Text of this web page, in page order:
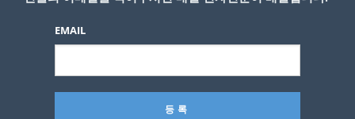
EMAIL